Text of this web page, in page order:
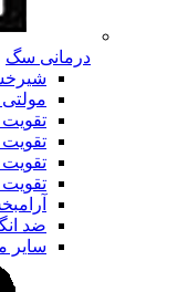
درمانی سگ
ضد
سایر